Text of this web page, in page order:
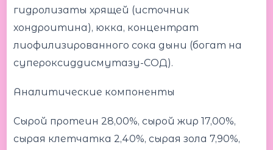
гидролизаты хрящей (источник
хондроитина), юкка, концентрат
лиофилизированного сока дыни (богат на
супероксиддисмутазу-СОД).
Аналитические компоненты
Сырой протеин 28,00%, сырой жир 17,00%,
сырая клетчатка 2,40%, сырая зола 7,90%,